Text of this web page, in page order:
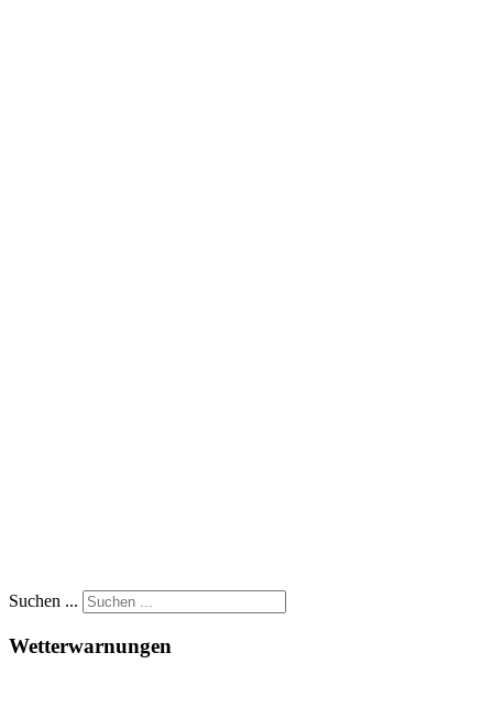
Suchen ...
Wetterwarnungen